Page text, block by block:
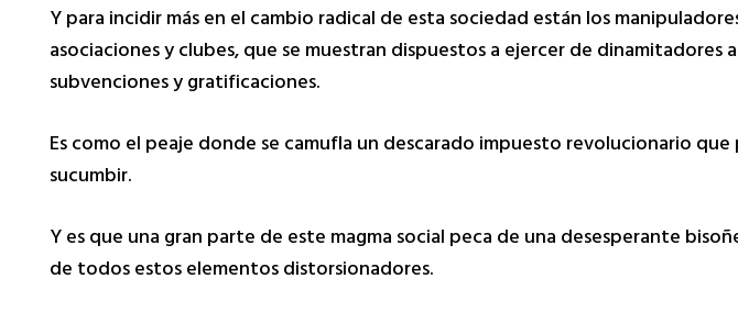
Y para incidir más en el cambio radical de esta sociedad están los
asociaciones y clubes, que se muestran dispuestos a ejercer de dinamitadores
subvenciones y gratificaciones.
Es como el peaje donde se camufla un descarado impuesto revolucionario
sucumbir.
Y es que una gran parte de este magma social peca de una desesperante
de todos estos elementos distorsionadores.